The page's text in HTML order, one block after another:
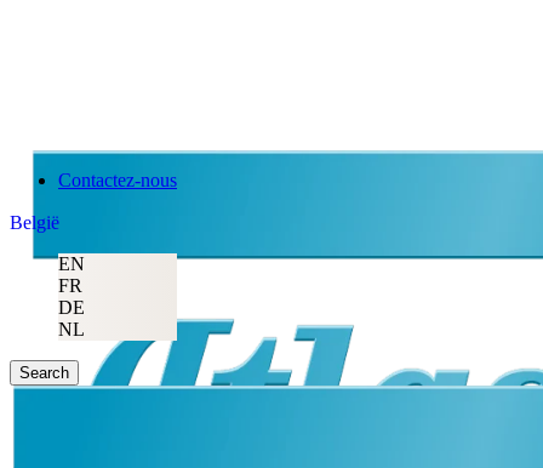
Contactez-nous
België
EN
FR
DE
NL
Search